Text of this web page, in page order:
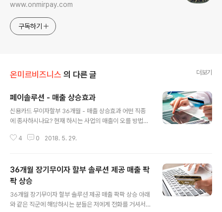
www.onmirpay.com
구독하기
온미르비즈니스 의 다른 글 더보기
페이솔루션 - 매출 상승효과
신용카드 무이자할부 36개월 - 매출 상승효과 어떤 직종
에 종사하시나요? 현재 하시는 사업의 매출이 오를 방법은
해 드리겠습니다. 전화 한 통화로 해결하는 방법이 있습니
으로 카드를 빈번하게 받으시는 업체 일일이 고객에게 결
제를 받으러 다니는 업체 다이어트 업종으로 가격이 높은
상품 고가의 생활필수품 취급업체 전화로 영업을 하는 업
체(동영상 교육) 위에 해당이 되지 않더라도 문의를 주시면
4 0 2018. 5. 29.
36개월 장기무이자 할부 솔루션 제공 매출 팍
팍 상승
36개월 장기무이자 할부 솔루션 제공 매출 팍팍 상승 아래
와 같은 직군에 해당하시는 분들은 저에게 전화를 거셔서